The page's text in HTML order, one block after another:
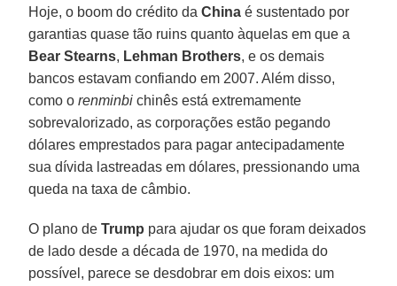
Hoje, o boom do crédito daChina é sustentado por
garantias quase tão ruins quanto àquelas em que a
Bear Stearns, Lehman Brothers, e os demais
bancos estavam confiando em 2007. Além disso,
como orenminbi chinês está extremamente
sobrevalorizado, as corporações estão pegando
dólares emprestados para pagar antecipadamente
sua dívida lastreadas em dólares, pressionando uma
queda na taxa de câmbio.
O plano deTrump para ajudar os que foram deixados
de lado desde a década de 1970, na medida do
possível, parece se desdobrar em dois eixos: um